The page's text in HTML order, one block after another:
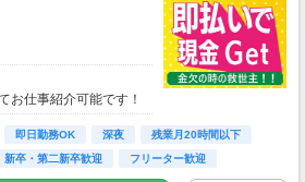
お仕事紹介可能です！
即日勤務OK 深夜
残業月20時間以下
新卒・第二新卒歓迎 フリーター歓迎